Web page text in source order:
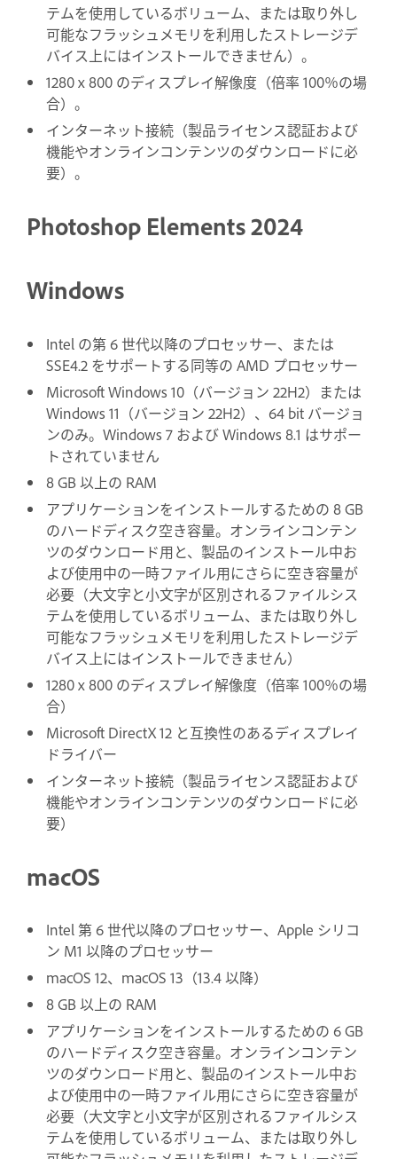
テムを使用しているボリューム、または取り外し
可能なフラッシュメモリを利用したストレージデ
バイス上にはインストールできません）。
1280 x 800 のディスプレイ解像度（倍率 100％の場
合）。
インターネット接続（製品ライセンス認証および
機能やオンラインコンテンツのダウンロードに必
要）。
Photoshop Elements 2024
Windows
Intel の第 6 世代以降のプロセッサー、または
SSE4.2 をサポートする同等の AMD プロセッサー
Microsoft Windows 10（バージョン 22H2）または
Windows 11（バージョン 22H2）、64 bit バージョ
ンのみ。Windows 7 および Windows 8.1 はサポー
トされていません
8 GB 以上の RAM
アプリケーションをインストールするための 8 GB
のハードディスク空き容量。オンラインコンテン
ツのダウンロード用と、製品のインストール中お
よび使用中の一時ファイル用にさらに空き容量が
必要（大文字と小文字が区別されるファイルシス
テムを使用しているボリューム、または取り外し
可能なフラッシュメモリを利用したストレージデ
バイス上にはインストールできません）
1280 x 800 のディスプレイ解像度（倍率 100％の場
合）
Microsoft DirectX 12 と互換性のあるディスプレイ
ドライバー
インターネット接続（製品ライセンス認証および
機能やオンラインコンテンツのダウンロードに必
要）
macOS
Intel 第 6 世代以降のプロセッサー、Apple シリコ
ン M1 以降のプロセッサー
macOS 12、macOS 13（13.4 以降）
8 GB 以上の RAM
アプリケーションをインストールするための 6 GB
のハードディスク空き容量。オンラインコンテン
ツのダウンロード用と、製品のインストール中お
よび使用中の一時ファイル用にさらに空き容量が
必要（大文字と小文字が区別されるファイルシス
テムを使用しているボリューム、または取り外し